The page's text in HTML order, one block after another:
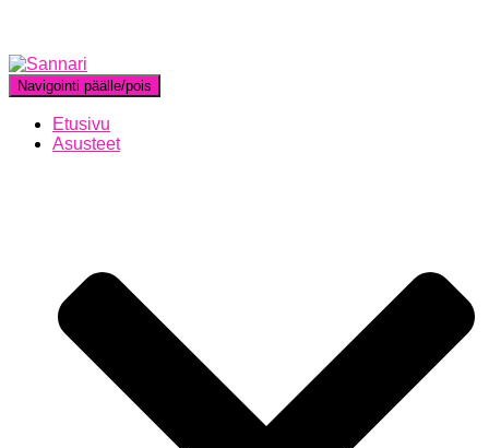
Navigointi päälle/pois
Etusivu
Asusteet